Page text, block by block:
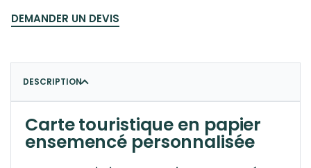
DEMANDER UN DEVIS
DESCRIPTION
Carte touristique en papier
ensemencé personnalisée